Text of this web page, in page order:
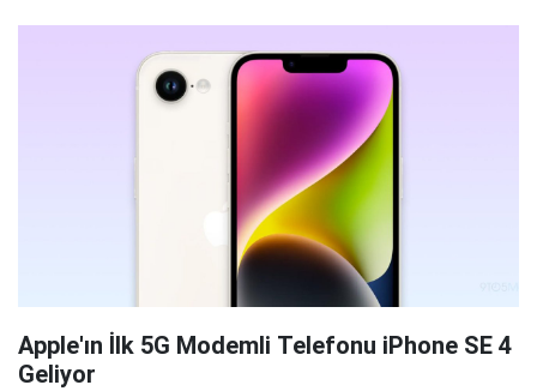
Apple'ın İlk 5G Modemli Telefonu iPhone SE 4
Geliyor